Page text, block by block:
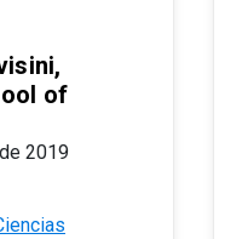
of
2019